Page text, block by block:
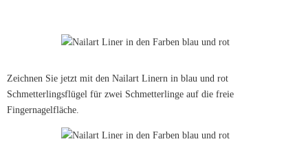
Zeichnen Sie jetzt mit den Nailart Linern in blau und rot
Schmetterlingsflügel für zwei Schmetterlinge auf die freie
Fingernagelfläche.